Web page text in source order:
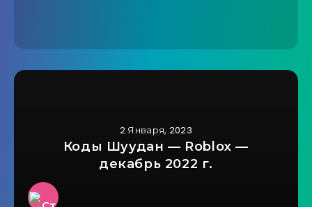
2 Января, 2023
Коды Шуудан — Roblox —
декабрь 2022 г.